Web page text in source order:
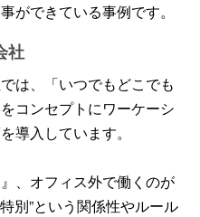
ができている事例です。
社
は、「いつでもどこでも
コンセプトにワーケーシ
導入しています。
、オフィス外で働くのが
別”という関係性やルール